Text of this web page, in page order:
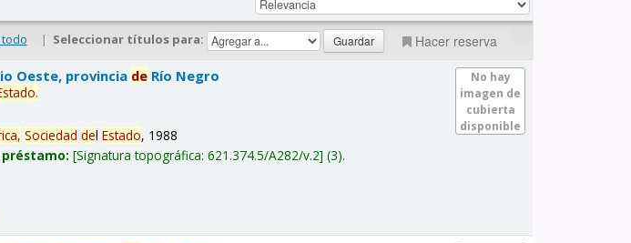
| Seleccionar títulos para: Hacer reserva
No hay
imagen de
cubierta
disponible
Oeste, provincia de Río Negro
.
Sociedad delEstado, 1988
préstamo: Signatura topográfica:621.374.5/A282/v.2 (3).